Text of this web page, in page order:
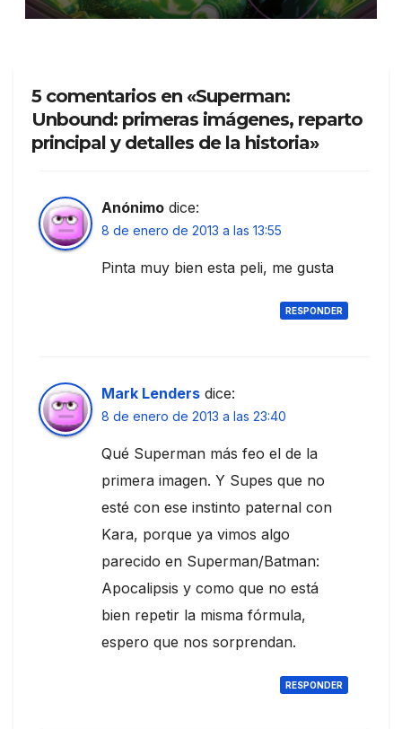
5 comentarios en «Superman:
Unbound: primeras imágenes, reparto
principal y detalles de la historia»
Anónimo dice:
8 de enero de 2013 a las 13:55
Pinta muy bien esta peli, me gusta
RESPONDER
Mark Lenders dice:
8 de enero de 2013 a las 23:40
Qué Superman más feo el de la
primera imagen. Y Supes que no
esté con ese instinto paternal con
Kara, porque ya vimos algo
parecido en Superman/Batman:
Apocalipsis y como que no está
bien repetir la misma fórmula,
espero que nos sorprendan.
RESPONDER